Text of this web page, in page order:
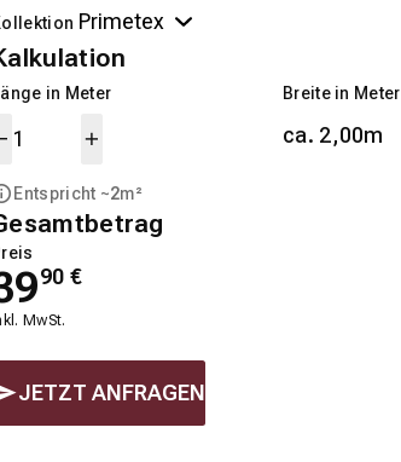
in Meter
Entspricht ~2m²
Breite in Meter
ca. 2,00m
90 €
MwSt.
JETZT ANFRAGEN